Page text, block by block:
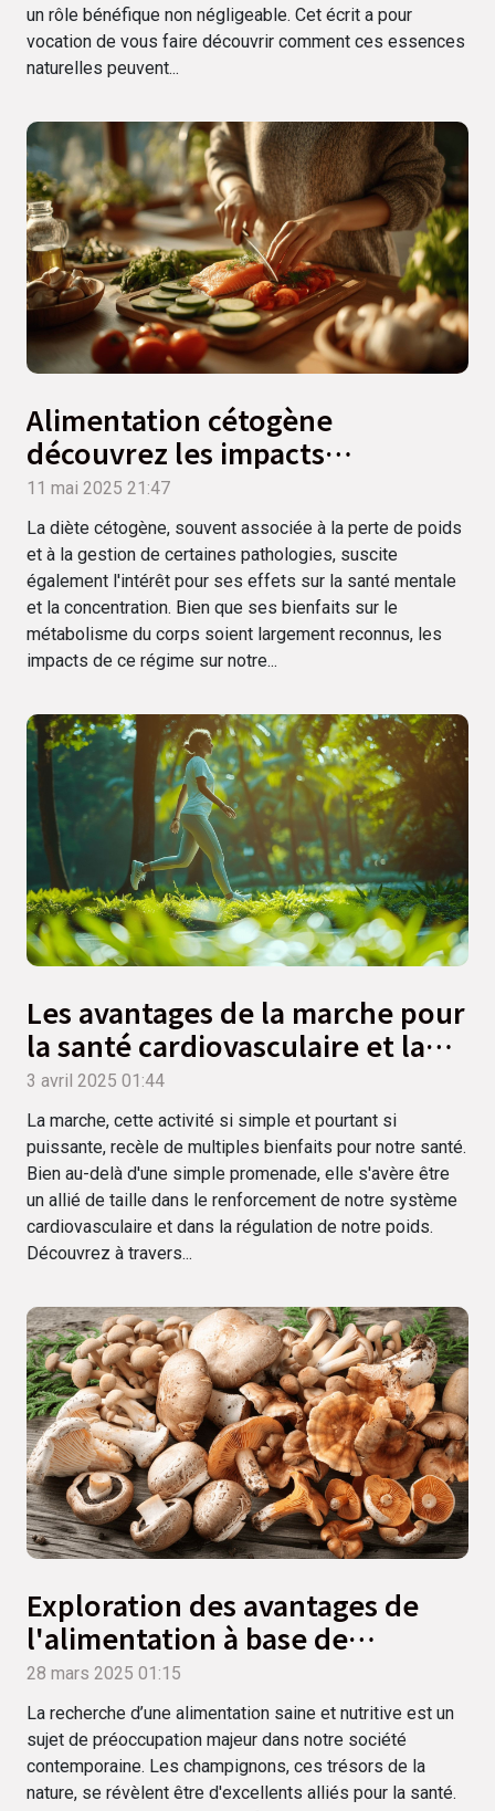
un rôle bénéfique non négligeable. Cet écrit a pour
vocation de vous faire découvrir comment ces essences
naturelles peuvent...
Alimentation cétogène
découvrez les impacts
méconnus sur la santé mentale
et la concentration
11 mai 2025 21:47
La diète cétogène, souvent associée à la perte de poids
et à la gestion de certaines pathologies, suscite
également l'intérêt pour ses effets sur la santé mentale
et la concentration. Bien que ses bienfaits sur le
métabolisme du corps soient largement reconnus, les
impacts de ce régime sur notre...
Les avantages de la marche pour
la santé cardiovasculaire et la
perte de poids
3 avril 2025 01:44
La marche, cette activité si simple et pourtant si
puissante, recèle de multiples bienfaits pour notre santé.
Bien au-delà d'une simple promenade, elle s'avère être
un allié de taille dans le renforcement de notre système
cardiovasculaire et dans la régulation de notre poids.
Découvrez à travers...
Exploration des avantages de
l'alimentation à base de
champignons pour la santé
28 mars 2025 01:15
La recherche d’une alimentation saine et nutritive est un
sujet de préoccupation majeur dans notre société
contemporaine. Les champignons, ces trésors de la
nature, se révèlent être d'excellents alliés pour la santé.